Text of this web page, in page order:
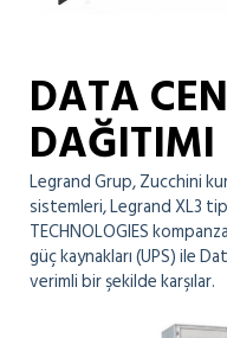
DATA
DAĞITIMI
Legrand Grup, Zucchini
sistemleri, Legrand XL3
TECHNOLOGIES
güç kaynakları (UPS) ile
verimli bir şekilde karşılar.